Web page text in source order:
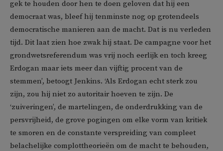
gek te houden door hen te doen geloven dat hij een
democraat was, bleef hij tenminste nog op grotendeels
democratische manieren aan de macht. Dat is nu verleden
tijd. Dit laat zien hoe zwak hij staat. De campagne voor het
grondwetsreferendum was vrij noch eerlijk en toch kreeg
Erdogan maar iets meer dan vijftig procent van de
stemmen’, betoogt Jenkins. ‘Als Erdogan echt sterk zou
zijn, zou hij niet zo autoritair hoeven te zijn. De
‘zuiveringen’, de martelingen, de onderdrukking van de
persvrijheid, de grove pogingen om elke vorm van kritiek
te smoren en de constante verspreiding van compleet
belachelijke complottheorieën om de macht te behouden,